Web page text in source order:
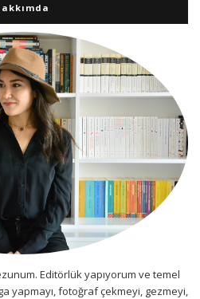
Editörlük yapıyorum ve temel
yapmayı, fotoğraf çekmeyi, gezmeyi,